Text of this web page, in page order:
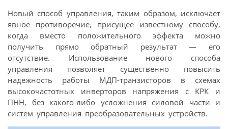
Новый способ управления, таким образом, исключает
явное противоречие, присущее известному способу,
когда вместо положительного эффекта можно
получить прямо обратный результат — его
отсутствие. Использование нового способа
управления позволяет существенно повысить
надежность работы МДП-транзисторов в схемах
высокочастотных инверторов напряжения с КРК и
ПНН, без какого-либо усложнения силовой части и
систем управления преобразовательных устройств.